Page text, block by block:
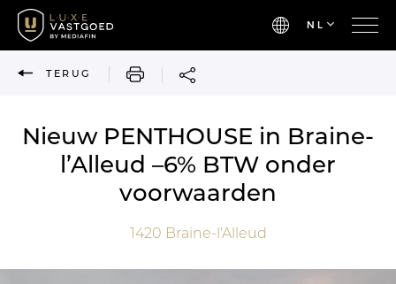
NL
TERUG AFDRUKKEN
Nieuw PENTHOUSE in Braine-
l’Alleud –6% BTW onder
voorwaarden
1420 Braine-l'Alleud